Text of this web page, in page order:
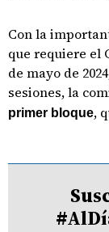
Con la
que requiere el
de mayo de
sesiones, la
primer bloque,